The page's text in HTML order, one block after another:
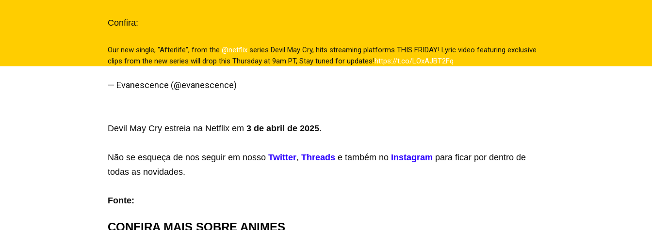
Confira:
Our new single, "Afterlife", from the @netflix series Devil May Cry, hits streaming platforms THIS FRIDAY! Lyric video featuring exclusive
clips from the new series will drop this Thursday at 9am PT, Stay tuned for updates!https://t.co/LOxAJBT2Fq
— Evanescence (@evanescence)
Devil May Cry estreia na Netflix em 3 de abril de 2025.
Não se esqueça de nos seguir em nosso Twitter, Threads e também no Instagram para ficar por dentro de
todas as novidades.
Fonte:
CONFIRA MAIS SOBRE ANIMES